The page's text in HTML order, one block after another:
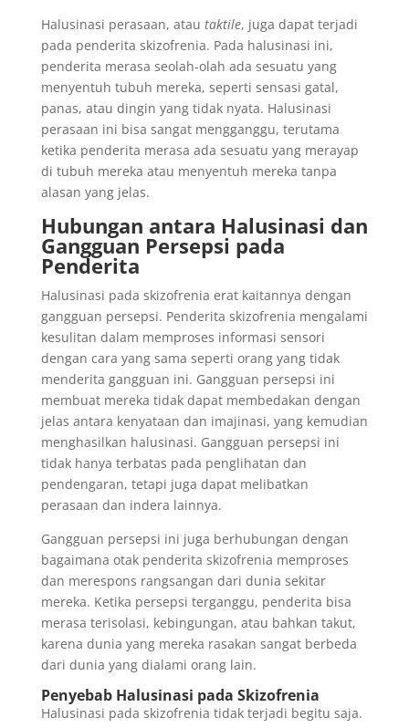
Halusinasi perasaan, atau taktile, juga dapat terjadi
pada penderita skizofrenia. Pada halusinasi ini,
penderita merasa seolah-olah ada sesuatu yang
menyentuh tubuh mereka, seperti sensasi gatal,
panas, atau dingin yang tidak nyata. Halusinasi
perasaan ini bisa sangat mengganggu, terutama
ketika penderita merasa ada sesuatu yang merayap
di tubuh mereka atau menyentuh mereka tanpa
alasan yang jelas.
Hubungan antara Halusinasi dan
Gangguan Persepsi pada
Penderita
Halusinasi pada skizofrenia erat kaitannya dengan
gangguan persepsi. Penderita skizofrenia mengalami
kesulitan dalam memproses informasi sensori
dengan cara yang sama seperti orang yang tidak
menderita gangguan ini. Gangguan persepsi ini
membuat mereka tidak dapat membedakan dengan
jelas antara kenyataan dan imajinasi, yang kemudian
menghasilkan halusinasi. Gangguan persepsi ini
tidak hanya terbatas pada penglihatan dan
pendengaran, tetapi juga dapat melibatkan
perasaan dan indera lainnya.
Gangguan persepsi ini juga berhubungan dengan
bagaimana otak penderita skizofrenia memproses
dan merespons rangsangan dari dunia sekitar
mereka. Ketika persepsi terganggu, penderita bisa
merasa terisolasi, kebingungan, atau bahkan takut,
karena dunia yang mereka rasakan sangat berbeda
dari dunia yang dialami orang lain.
Penyebab Halusinasi pada Skizofrenia
Halusinasi pada skizofrenia tidak terjadi begitu saja.